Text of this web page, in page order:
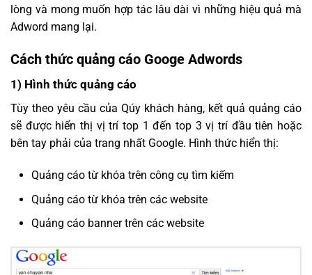
lòng và mong muốn hợp tác lâu dài vì những hiệu quả mà
Adword mang lại.
Cách thức quảng cáo Googe Adwords
1) Hình thức quảng cáo
Tùy theo yêu cầu của Qúy khách hàng, kết quả quảng cáo
sẽ được hiển thị vị trí top 1 đến top 3 vị trí đầu tiên hoặc
bên tay phải của trang nhất Google. Hình thức hiển thị:
Quảng cáo từ khóa trên công cụ tìm kiếm
Quảng cáo từ khóa trên các website
Quảng cáo banner trên các website